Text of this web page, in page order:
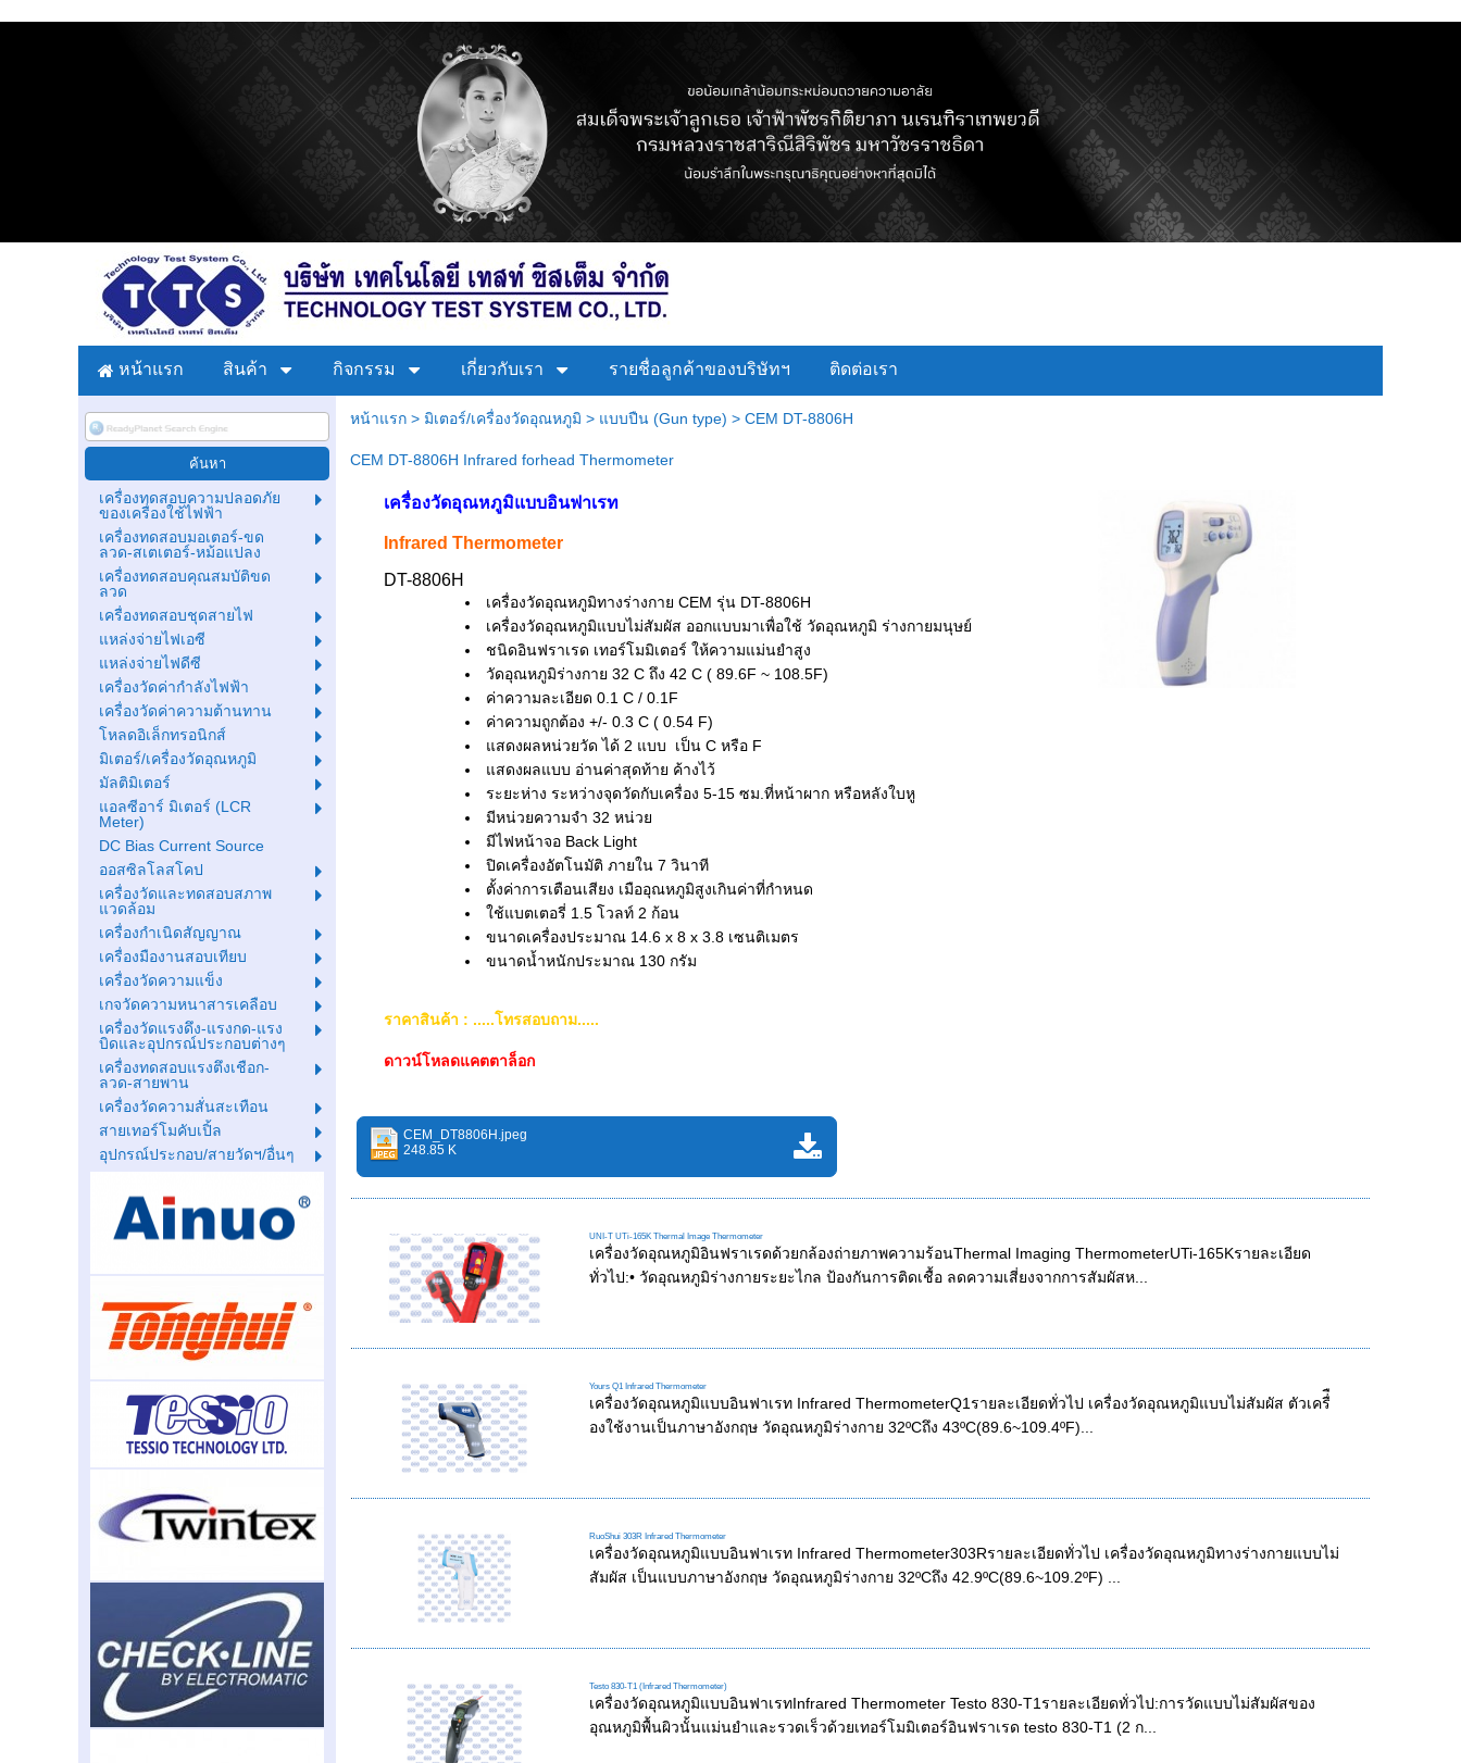
หน้าแรก สินค้า กิจกรรม เกี่ยวกับเรา รายชื่อลูกค้าของบริษัทฯ ติดต่อเรา
เครื่องทดสอบความปลอดภัย
ของเครื่องใช้ไฟฟ้า
เครื่องทดสอบมอเตอร์-ขด
ลวด-สเตเตอร์-หม้อแปลง
เครื่องทดสอบคุณสมบัติขด
ลวด
เครื่องทดสอบชุดสายไฟ
แหล่งจ่ายไฟเอซี
แหล่งจ่ายไฟดีซี
เครื่องวัดค่ากำลังไฟฟ้า
เครื่องวัดค่าความต้านทาน
โหลดอิเล็กทรอนิกส์
มิเตอร์/เครื่องวัดอุณหภูมิ
มัลติมิเตอร์
แอลซีอาร์ มิเตอร์ (LCR
Meter)
DC Bias Current Source
ออสซิลโลสโคป
เครื่องวัดและทดสอบสภาพ
แวดล้อม
เครื่องกำเนิดสัญญาณ
เครื่องมืองานสอบเทียบ
เครื่องวัดความแข็ง
เกจวัดความหนาสารเคลือบ
เครื่องวัดแรงดึง-แรงกด-แรง
บิดและอุปกรณ์ประกอบต่างๆ
เครื่องทดสอบแรงตึงเชือก-
ลวด-สายพาน
เครื่องวัดความสั่นสะเทือน
สายเทอร์โมคับเปิ้ล
อุปกรณ์ประกอบ/สายวัดฯ/อื่นๆ
หน้าแรก> มิเตอร์/เครื่องวัดอุณหภูมิ > แบบปืน (Gun type) > CEM DT-8806H
CEM DT-8806H Infrared forhead Thermometer
เครื่องวัดอุณหภูมิแบบอินฟาเรท
Infrared Thermometer
DT-8806H
เครื่องวัดอุณหภูมิทางร่างกาย CEM รุ่น DT-8806H
เครื่องวัดอุณหภูมิแบบไม่สัมผัส ออกแบบมาเพื่อใช้ วัดอุณหภูมิ ร่างกายมนุษย์
ชนิดอินฟราเรด เทอร์โมมิเตอร์ ให้ความแม่นยำสูง
วัดอุณหภูมิร่างกาย 32 C ถึง 42 C ( 89.6F ~ 108.5F)
ค่าความละเอียด 0.1 C / 0.1F
ค่าความถูกต้อง +/- 0.3 C ( 0.54 F)
แสดงผลหน่วยวัด ได้ 2 แบบ เป็น C หรือ F
แสดงผลแบบ อ่านค่าสุดท้าย ค้างไว้
ระยะห่าง ระหว่างจุดวัดกับเครื่อง 5-15 ซม.ที่หน้าผาก หรือหลังใบหู
มีหน่วยความจำ 32 หน่วย
มีไฟหน้าจอ Back Light
ปิดเครื่องอัตโนมัติ ภายใน 7 วินาที
ตั้งค่าการเตือนเสียง เมืออุณหภูมิสูงเกินค่าที่กำหนด
ใช้แบตเตอรี่ 1.5 โวลท์ 2 ก้อน
ขนาดเครื่องประมาณ 14.6 x 8 x 3.8 เซนติเมตร
ขนาดน้ำหนักประมาณ 130 กรัม
ราคาสินค้า : .....โทรสอบถาม.....
ดาวน์โหลดแคตตาล็อก
CEM_DT8806H.jpeg
248.85 K
UNI-T UTi-165K Thermal Image Thermometer
เครื่องวัดอุณหภูมิอินฟราเรดด้วยกล้องถ่ายภาพความร้อนThermal Imaging ThermometerUTi-165Kรายละเอียด
ทั่วไป:• วัดอุณหภูมิร่างกายระยะไกล ป้องกันการติดเชื้อ ลดความเสี่ยงจากการสัมผัสห...
Yours Q1 Infrared Thermometer
เครื่องวัดอุณหภูมิแบบอินฟาเรท Infrared ThermometerQ1รายละเอียดทั่วไป เครื่องวัดอุณหภูมิแบบไม่สัมผัส ตัวเครื่ื
องใช้งานเป็นภาษาอังกฤษ วัดอุณหภูมิร่างกาย 32ºCถึง 43ºC(89.6~109.4ºF)...
RuoShui 303R Infrared Thermometer
เครื่องวัดอุณหภูมิแบบอินฟาเรท Infrared Thermometer303Rรายละเอียดทั่วไป เครื่องวัดอุณหภูมิทางร่างกายแบบไม่
สัมผัส เป็นแบบภาษาอังกฤษ วัดอุณหภูมิร่างกาย 32ºCถึง 42.9ºC(89.6~109.2ºF) ...
Testo 830-T1 (Infrared Thermometer)
เครื่องวัดอุณหภูมิแบบอินฟาเรทInfrared Thermometer Testo 830-T1รายละเอียดทั่วไป:การวัดแบบไม่สัมผัสของ
อุณหภูมิพื้นผิวนั้นแม่นยำและรวดเร็วด้วยเทอร์โมมิเตอร์อินฟราเรด testo 830-T1 (2 ก...